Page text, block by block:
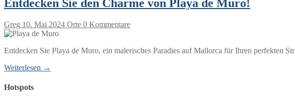
Entdecken Sie den Charme von Playa de Muro!
Greg 10. Mai 2024 Orte 0 Kommentare
Entdecken Sie Playa de Muro, ein malerisches Paradies auf Mallorca für Ihren perfekten
Weiterlesen →
Hotspots